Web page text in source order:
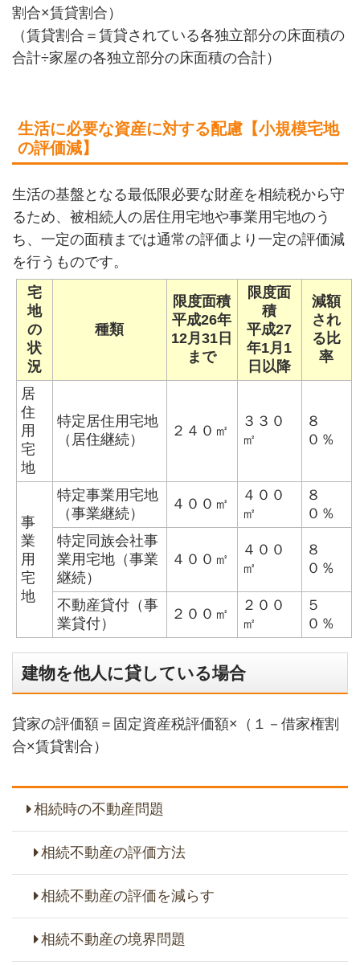
割合×賃貸割合）
（賃貸割合＝賃貸されている各独立部分の床面積の
合計÷家屋の各独立部分の床面積の合計）
生活に必要な資産に対する配慮【小規模宅地
の評価減】
生活の基盤となる最低限必要な財産を相続税から守
るため、被相続人の居住用宅地や事業用宅地のう
ち、一定の面積までは通常の評価より一定の評価減
を行うものです。
宅
地
の
状
況
種類
限度面積
平成26年
12月31日
まで
限度面
積
平成27
年1月1
日以降
減額
され
る比
率
居
住
用
宅
地
特定居住用宅地
（居住継続）
２４０㎡
３３０
㎡
８
０％
事
業
用
宅
地
特定事業用宅地
（事業継続）
４００㎡
４００
㎡
８
０％
特定同族会社事
業用宅地（事業
継続）
４００㎡
４００
㎡
８
０％
不動産貸付（事
業貸付）
２００㎡
２００
㎡
５
０％
建物を他人に貸している場合
貸家の評価額＝固定資産税評価額×（１－借家権割
合×賃貸割合）
相続時の不動産問題
相続不動産の評価方法
相続不動産の評価を減らす
相続不動産の境界問題